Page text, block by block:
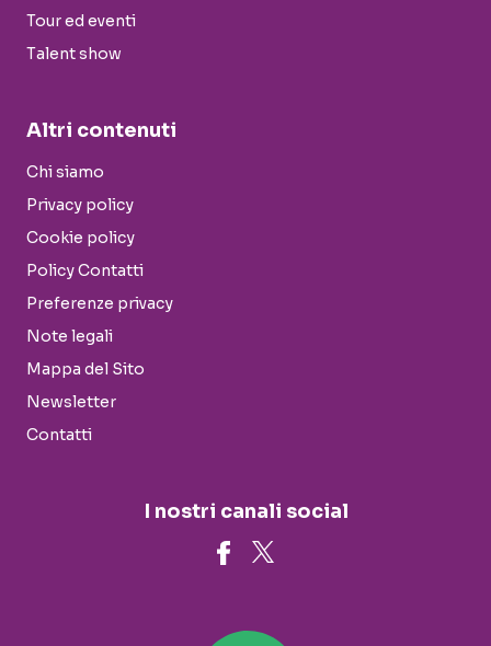
Tour ed eventi
Talent show
Altri contenuti
Chi siamo
Privacy policy
Cookie policy
Policy Contatti
Preferenze privacy
Note legali
Mappa del Sito
Newsletter
Contatti
I nostri canali social